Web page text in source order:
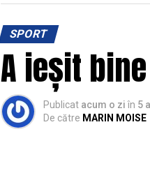
SPORT
A ieșit bine
Publicat acum o zi în 5
De către MARIN MOISE